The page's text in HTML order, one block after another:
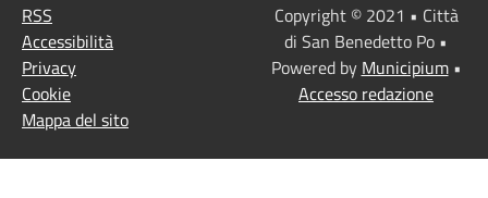
RSS
Accessibilità
Privacy
Cookie
Mappa del sito
Copyright © 2021 • Città
di San Benedetto Po •
Powered by Municipium•
Accesso redazione